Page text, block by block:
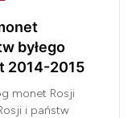
byłego
2014-2015
monet Rosji
i państw